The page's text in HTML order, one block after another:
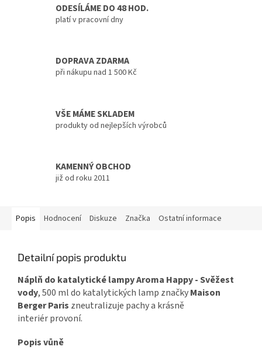
ODESÍLÁME DO 48 HOD.
platí v pracovní dny
DOPRAVA ZDARMA
při nákupu nad 1 500 Kč
VŠE MÁME SKLADEM
produkty od nejlepších výrobců
KAMENNÝ OBCHOD
již od roku 2011
Popis Hodnocení Diskuze Značka Ostatní informace
Detailní popis produktu
Náplň do katalytické lampyAroma Happy - Svěžest
vody, 500 ml do katalytických lamp značkyMaison
Berger Paris zneutralizuje pachy a krásně
interiér provoní.
Popis vůně